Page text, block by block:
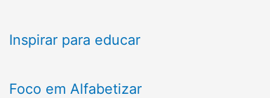
Inspirar para educar
Foco em Alfabetizar